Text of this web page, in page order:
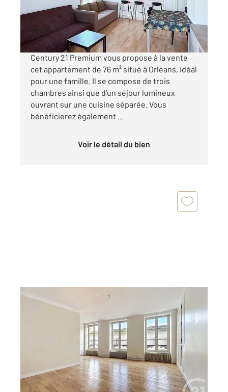
99 900 €
Visiter le site dédié
Century 21 Premium vous propose à la vente
cet appartement de 76 m² situé à Orléans, idéal
pour une famille. Il se compose de trois
chambres ainsi que d'un séjour lumineux
ouvrant sur une cuisine séparée. Vous
bénéficierez également ...
Voir le détail du bien
ORLEANS 45
2, 3 pièces
Appartement T3 à vendre
264 900 €
CENTURY 21 PREMIUM vous propose en